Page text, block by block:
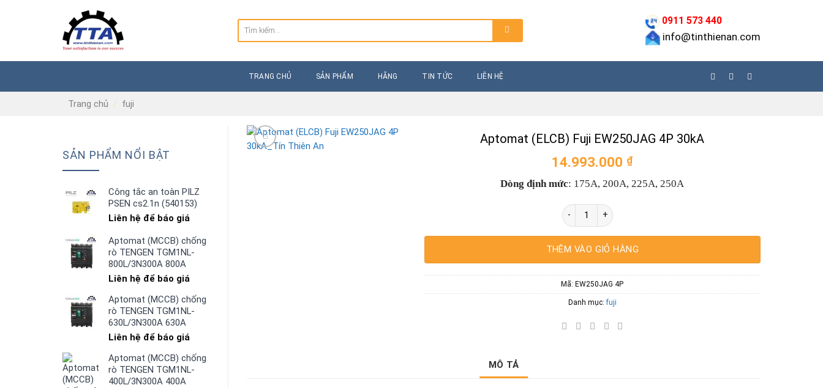
Tìm
0911 573 440
info@tinthienan.com
TRANG CHỦ SẢN PHẨM HÃNG TIN TỨC LIÊN HỆ
Trang chủ / fuji
SẢN PHẨM NỔI BẬT
Công tắc an toàn PILZ
PSEN cs2.1n (540153)
Liên hệ để báo giá
Aptomat (MCCB) chống
rò TENGEN TGM1NL-
800L/3N300A 800A
Liên hệ để báo giá
Aptomat (MCCB) chống
rò TENGEN TGM1NL-
630L/3N300A 630A
Liên hệ để báo giá
Aptomat (MCCB) chống
rò TENGEN TGM1NL-
400L/3N300A 400A
Aptomat (ELCB) Fuji EW250JAG 4P 30kA
14.993.000 ₫
Dòng định mức: 175A, 200A, 225A, 250A
Aptomat (ELCB) Fuji EW250JAG 4P 30kA số lượng
THÊM VÀO GIỎ HÀNG
Mã: EW250JAG 4P
Danh mục:fuji
MÔ TẢ